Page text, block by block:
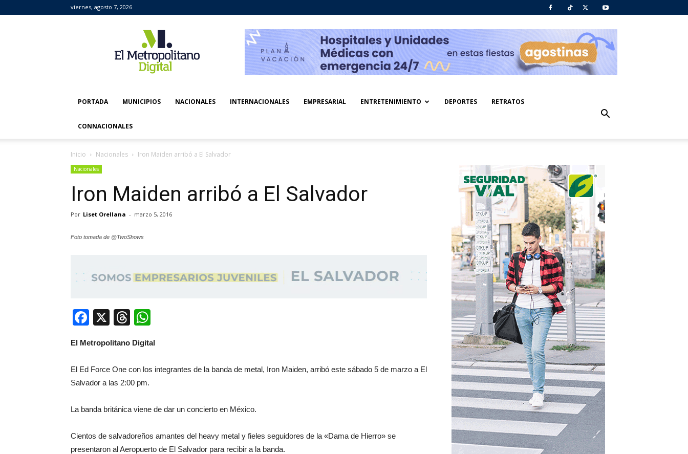
viernes, agosto 7, 2026
Metropolitano
Digital
PORTADA MUNICIPIOS NACIONALES INTERNACIONALES EMPRESARIAL ENTRETENIMIENTO DEPORTES RETRATOS
CONNACIONALES
Inicio Nacionales Iron Maiden arribó a El Salvador
Nacionales
Iron Maiden arribó a El Salvador
Por Liset Orellana - marzo 5, 2016
Foto tomada de @TwoShows
Facebook
X Threads
El Metropolitano Digital
El Ed Force One con los integrantes de la banda de metal, Iron Maiden, arribó este sábado 5 de marzo a El
Salvador a las 2:00 pm.
La banda británica viene de dar un concierto en México.
Cientos de salvadoreños amantes del heavy metal y fieles seguidores de la «Dama de Hierro» se
presentaron al Aeropuerto de El Salvador para recibir a la banda.